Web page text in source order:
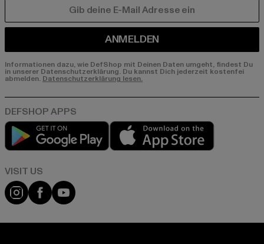
ANMELDEN
Informationen dazu, wie DefShop mit Deinen Daten umgeht, findest Du
in unserer Datenschutzerklärung. Du kannst Dich jederzeit kostenfei
abmelden. Datenschutzerklärung lesen.
Play market
Visit our Instagram page:
Visit our Facebook page:
Visit our YouTube channel: